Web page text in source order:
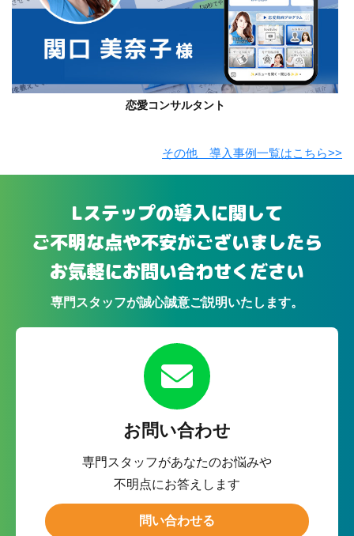
恋愛コンサルタント
その他 導入事例一覧はこちら>>
Lステップの導入に関して
ご不明な点や不安がございましたら
お気軽にお問い合わせください
専門スタッフが誠心誠意ご説明いたします。
お問い合わせ
専門スタッフがあなたのお悩みや
不明点にお答えします
問い合わせる